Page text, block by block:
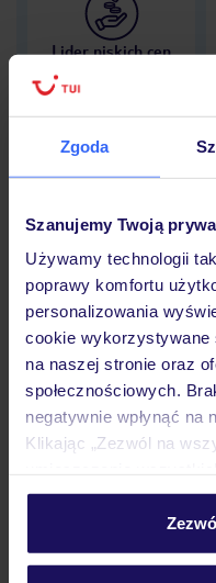
Zgoda
Szanujemy Twoją
Używamy technologii
poprawy komfortu
personalizowania
cookie wykorzystywane
na naszej stronie oraz
społecznościowych.
negatywnie wpłynąć na
Klikając „Zezwól na
personalizować swój
Szczegółowe
Lider niskich cen
Hotel
Opinie
Pokoje
Wyżywienie